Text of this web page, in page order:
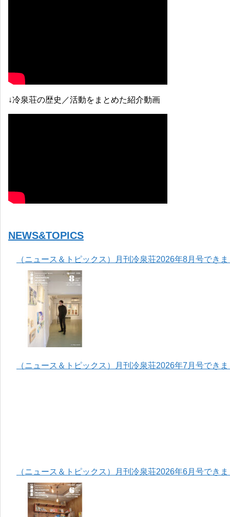
↓冷泉荘の歴史／活動をまとめた紹介動画
NEWS&TOPICS
（ニュース＆トピックス）月刊冷泉荘2026年8月号でき
（ニュース＆トピックス）月刊冷泉荘2026年7月号でき
（ニュース＆トピックス）月刊冷泉荘2026年6月号でき